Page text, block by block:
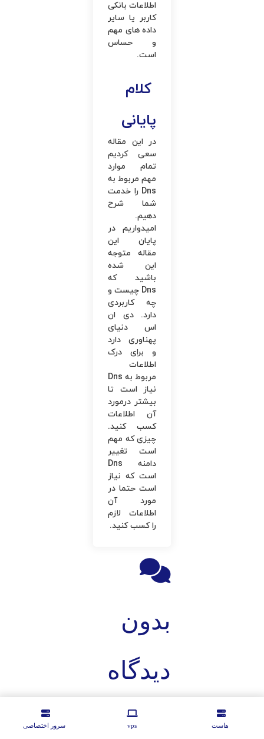
اطلاعات بانکی
کاربر یا سایر
داده ‌های مهم
و حساس
است.
کلام
پایانی
در این مقاله
سعی کردیم
تمام موارد
مهم مربوط به
Dns را خدمت
شما شرح
دهیم.
امیدواریم در
پایان این
مقاله متوجه
این شده
باشید که
Dns چیست و
چه کاربردی
دارد. دی ان
اس دنیای
پهناوری دارد
و برای درک
اطلاعات
مربوط به Dns
نیاز است تا
بیشتر درمورد
آن اطلاعات
کسب کنید.
چیزی که مهم
است تغییر
دامنه Dns
است که نیاز
است حتما در
مورد آن
اطلاعات لازم
را کسب کنید.
بدون
دیدگاه
هاست vps سرور اختصاصی